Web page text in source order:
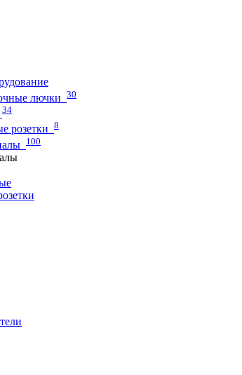
лючки
30
34
розетки 8
100